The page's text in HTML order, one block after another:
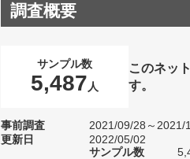
調査概要
サンプル数
5,487 人
このネッ
す。
事前調査
2021/09/28～2021/
更新日
2022/05/02
サンプル数